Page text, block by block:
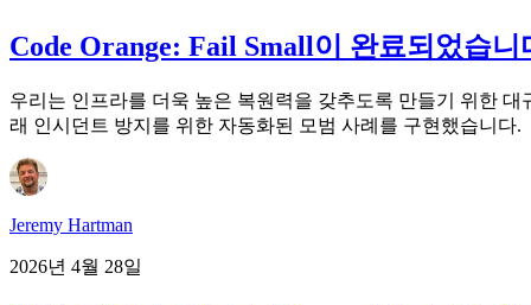
Code Orange: Fail Small이 완료되었습
우리는 인프라를 더욱 높은 복원력을 갖추도록 만들기 위한 대
래 인시던트 방지를 위한 자동화된 모범 사례를 구현했습니다.
Jeremy Hartman
2026년 4월 28일